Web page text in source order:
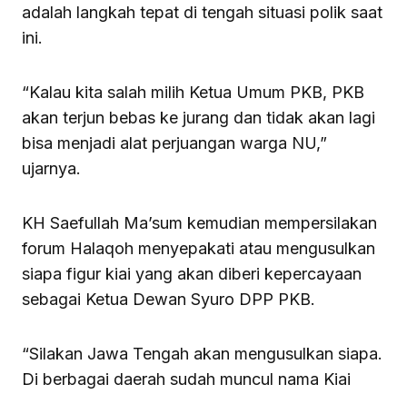
adalah langkah tepat di tengah situasi polik saat
ini.
“Kalau kita salah milih Ketua Umum PKB, PKB
akan terjun bebas ke jurang dan tidak akan lagi
bisa menjadi alat perjuangan warga NU,”
ujarnya.
KH Saefullah Ma’sum kemudian mempersilakan
forum Halaqoh menyepakati atau mengusulkan
siapa figur kiai yang akan diberi kepercayaan
sebagai Ketua Dewan Syuro DPP PKB.
“Silakan Jawa Tengah akan mengusulkan siapa.
Di berbagai daerah sudah muncul nama Kiai